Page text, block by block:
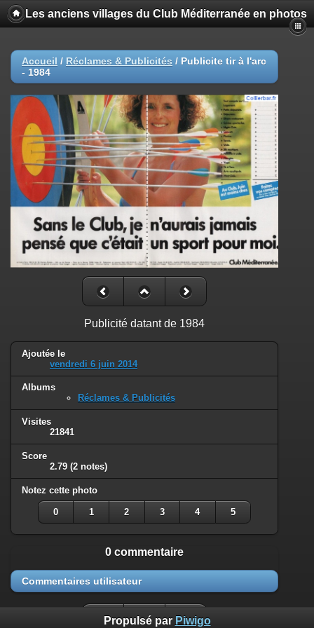
Les anciens villages du Club Méditerranée en photos
Accueil / Réclames & Publicités / Publicite tir à l'arc
- 1984
Publicité datant de 1984
Ajoutée le
vendredi 6 juin 2014
Albums
Réclames & Publicités
Visites
21841
Score
2.79 (2 notes)
Notez cette photo
0 1 2 3 4 5
0 commentaire
Commentaires utilisateur
Propulsé par Piwigo